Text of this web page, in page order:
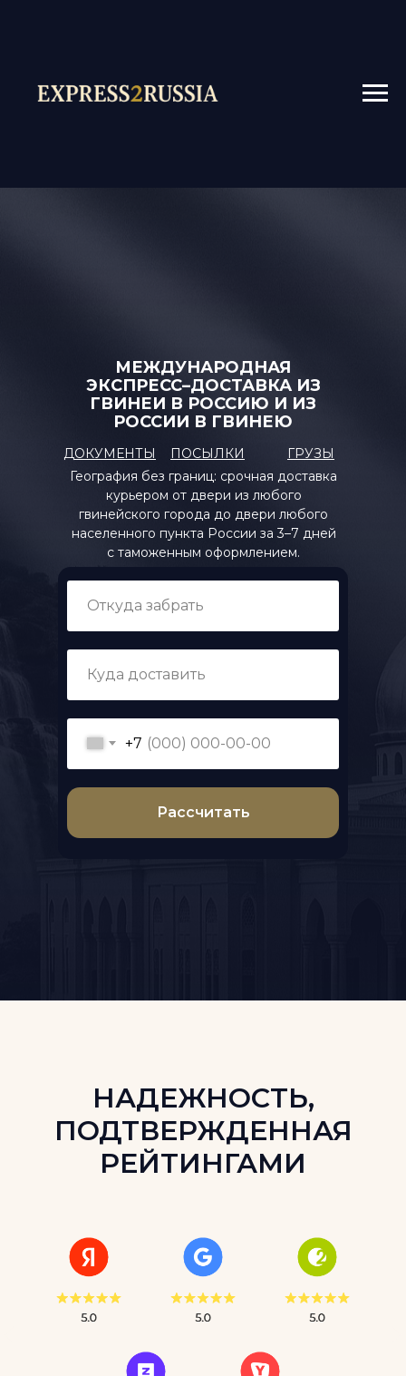
МЕЖДУНАРОДНАЯ
ЭКСПРЕСС–ДОСТАВКА ИЗ
ГВИНЕИ В РОССИЮ И ИЗ
РОССИИ В ГВИНЕЮ
ГРУЗЫ
ДОКУМЕНТЫ ПОСЫЛКИ
+7
Рассчитать
География без границ: срочная доставка
курьером от двери из любого
гвинейского города до двери любого
населенного пункта России за 3–7 дней
с таможенным оформлением.
НАДЕЖНОСТЬ,
ПОДТВЕРЖДЕННАЯ
РЕЙТИНГАМИ